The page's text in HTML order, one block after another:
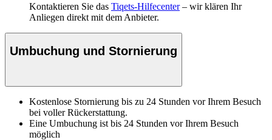
Kontaktieren Sie das Tiqets-Hilfecenter– wir klären Ihr
Anliegen direkt mit dem Anbieter.
Umbuchung und Stornierung
Kostenlose Stornierung bis zu 24 Stunden vor Ihrem Besuch
bei voller Rückerstattung.
Eine Umbuchung ist bis 24 Stunden vor Ihrem Besuch
möglich